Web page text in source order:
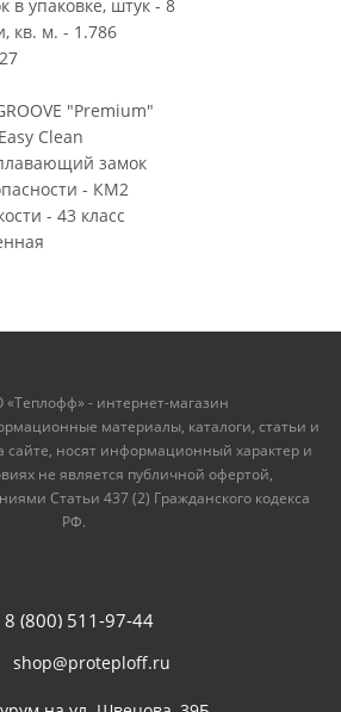
в упаковке, штук - 8
кв. м. - 1.786
"Premium"
Clean
замок
- КМ2
- 43 класс
- интернет-магазин
материалы, каталоги, статьи и
носят информационный характер и
не является публичной офертой,
Статьи 437 (2) Гражданского кодекса
РФ.
8 (800) 511-97-44
shop@proteploff.ru